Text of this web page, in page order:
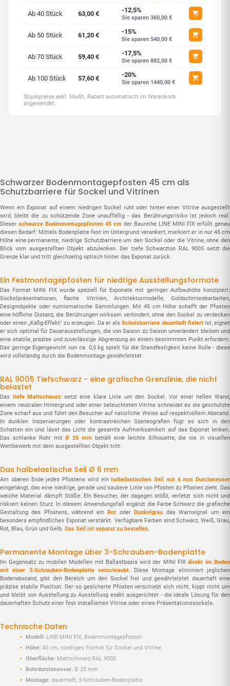
Schwarzer Bodenmontagepfosten 45 cm als
Schutzbarriere für Sockel und Vitrinen
Wenn ein Exponat auf einem niedrigen Sockel ruht oder hinter einer Vitrine ausgestellt
wird, bleibt die zu schützende Zone unauffällig - das Berührungsrisiko ist jedoch real.
Dieser schwarze Bodenmontagepfosten 45 cm der Baureihe LINE MINI FIX erfüllt genau
diesen Bedarf: Mittels Bodenplatte fest im Untergrund verankert, markiert er in nur 45 cm
Höhe eine permanente, niedrige Schutzbarriere um den Sockel oder die Vitrine, ohne den
Blick vom ausgestellten Objekt abzulenken. Der tiefe Schwarzton RAL 9005 setzt die
Grenze klar und tritt gleichzeitig optisch hinter das Exponat zurück.
Ein Festmontagepfosten für niedrige Ausstellungsformate
Das Format MINI FIX wurde speziell für Exponate mit geringer Aufbauhöhe konzipiert:
Sockelpräsentationen, flache Vitrinen, Architekturmodelle, Goldschmiedearbeiten,
Designobjekte oder numismatische Sammlungen. Mit 45 cm Höhe schafft der Pfosten
eine höfliche Distanz, die Berührungen wirksam verhindert, ohne den Sockel zu verdecken
oder einen „Käfig-Effekt" zu erzeugen. Da er alsSchutzbarriere dauerhaft fixiertist, eignet
er sich optimal für Dauerausstellungen, die von Saison zu Saison unverändert bleiben und
eine stabile, präzise und zuverlässige Abgrenzung an einem bestimmten Punkt erfordern.
Das geringe Eigengewicht von ca. 0,5 kg spielt für die Standfestigkeit keine Rolle - diese
wird vollständig durch die Bodenmontage gewährleistet.
RAL 9005 Tiefschwarz - eine grafische Grenzlinie, die nicht
belastet
Das tiefe Mattschwarz setzt eine klare Linie um den Sockel. Vor einer hellen Wand,
einem neutralen Hintergrund oder einer beleuchteten Vitrine schneidet es die geschützte
Zone scharf aus und führt den Besucher auf natürliche Weise auf respektvollem Abstand.
In dunklen Inszenierungen oder kontrastreichen Szeneografien fügt es sich in den
Schatten ein und lässt das Licht die gesamte Aufmerksamkeit auf das Exponat lenken.
Das schlanke Rohr mitØ 25 mm behält eine leichte Silhouette, die nie in visuellen
Wettbewerb mit dem ausgestellten Objekt tritt.
Das halbela­stische Seil Ø 6 mm
Am oberen Ende jedes Pfostens wird ein halbela­stisches Seil mit 6 mm Durchmesser
eingehängt, das eine niedrige, gerade und saubere Linie von Pfosten zu Pfosten zieht. Das
weiche Material dämpft Stöße: Ein Besucher, der dagegen stößt, verletzt sich nicht und
riskiert keinen Sturz. In diesem Anwendungsfall ergänzt die Farbe Schwarz die grafische
Gestaltung des Pfostens, während ein
Rot oder Dunkelgrau das Warnsignal um ein
besonders empfindliches Exponat verstärkt. Verfügbare Farben sind Schwarz, Weiß, Grau,
Rot, Blau, Grün und Gelb. Das Seil ist separat zu bestellen.
Permanente Montage über 3-Schrauben-Bodenplatte
Im Gegensatz zu mobilen Modellen mit Ballastbasis wird der MINI FIXdirekt im Boden
mit einer 3-Schrauben-Bodenplatte verschraubt. Diese Montage eliminiert jeglichen
Bodenabstand, gibt den Bereich um den Sockel frei und gewährleistet dauerhaft eine
präzise stabile Position. Der so gesicherte Pfosten verschiebt sich nicht, kippt nicht um
und bleibt von Ausstellung zu Ausstellung exakt ausgerichtet - die ideale Lösung für den
dauerhaften Schutz einer fest installierten Vitrine oder eines Präsentationssockels.
Technische Daten
Modell: LINE MINI FIX, Bodenmontagepfosten
Höhe: 45 cm, niedriges Format für Sockel und Vitrine
Oberfläche: Mattschwarz RAL 9005
Rohrdurchmesser: Ø 25 mm
Montage: dauerhaft, 3-Schrauben-Bodenplatte
Ab 40 Stück 63,00 € -12,5%
Sie sparen 360,00 €
Ab 50 Stück 61,20 € -15%
Sie sparen 540,00 €
Ab 70 Stück 59,40 € -17,5%
Sie sparen 882,00 €
Ab 100 Stück 57,60 € -20%
Sie sparen 1440,00 €
Stückpreise exkl. MwSt. Rabatt automatisch im Warenkorb
angewendet.